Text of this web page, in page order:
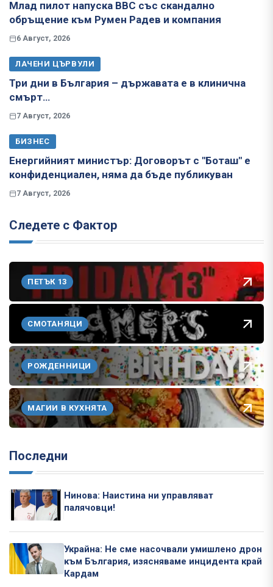
Млад пилот напуска ВВС със скандално
обръщение към Румен Радев и компания
6 Август, 2026
ЛАЧЕНИ ЦЪРВУЛИ
Три дни в България – държавата е в клинична
смърт…
7 Август, 2026
БИЗНЕС
Енергийният министър: Договорът с "Боташ" е
конфиденциален, няма да бъде публикуван
7 Август, 2026
Следете с Фактор
ПЕТЪК 13
СМОТАНЯЦИ
РОЖДЕННИЦИ
МАГИИ В КУХНЯТА
Последни
Нинова: Наистина ни управляват
палячовци!
Украйна: Не сме насочвали умишлено дрон
към България, изясняваме инцидента край
Кардам